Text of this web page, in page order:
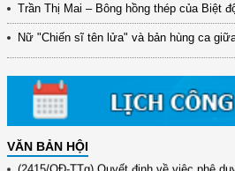
Trần Thị Mai – Bông hồng thép của Biệt
Nữ "Chiến sĩ tên lửa" và bản hùng ca
VĂN BẢN HỘI
(898/KH/ĐCT) Kế hoạch thực hiện Quyết
31/10/2025 ...
(417/QĐ-BNNMT) Quyết định phê duyệt
xây dựng ...
(891/KH-ĐCT) Kế hoạch thực hiện Nghị
9/9/2025 của Bộ ...
(2415/QĐ-TTg) Quyết định về việc phê
nghiệp ...